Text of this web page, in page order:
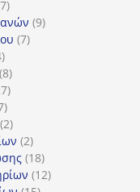
77
προϊόντα
99
77
4
προϊόντα
88
προϊόντα
27
προϊόντα
57
προϊόντα
22
προϊόντα
22
προϊόντα
1818
προϊόντα
1212